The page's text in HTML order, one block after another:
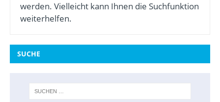
werden. Vielleicht kann Ihnen die Suchfunktion
weiterhelfen.
SUCHE